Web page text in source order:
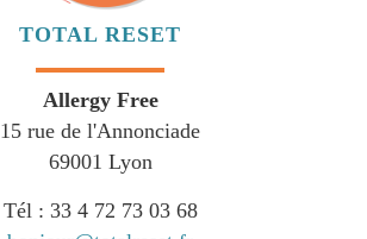
TOTAL RESET
Allergy Free
15 rue de l'Annonciade
69001 Lyon
Tél : 33 4 72 73 03 68